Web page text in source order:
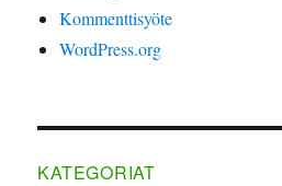
Kommenttisyöte
WordPress.org
KATEGORIAT